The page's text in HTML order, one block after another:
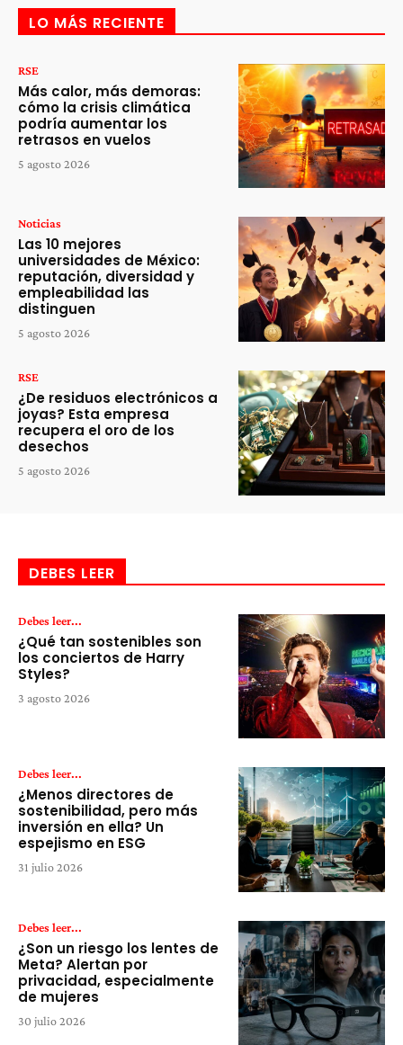
LO MÁS RECIENTE
RSE
Más calor, más demoras:
cómo la crisis climática
podría aumentar los
retrasos en vuelos
5 agosto 2026
Noticias
Las 10 mejores
universidades de México:
reputación, diversidad y
empleabilidad las
distinguen
5 agosto 2026
RSE
¿De residuos electrónicos a
joyas? Esta empresa
recupera el oro de los
desechos
5 agosto 2026
DEBES LEER
Debes leer...
¿Qué tan sostenibles son
los conciertos de Harry
Styles?
3 agosto 2026
Debes leer...
¿Menos directores de
sostenibilidad, pero más
inversión en ella? Un
espejismo en ESG
31 julio 2026
Debes leer...
¿Son un riesgo los lentes de
Meta? Alertan por
privacidad, especialmente
de mujeres
30 julio 2026